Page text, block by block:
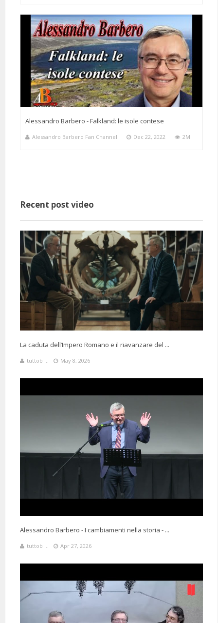
Alessandro Barbero - Falkland: le isole contese
Alessandro Barbero Fan Channel Dec 22, 2022 2M
Recent post video
La caduta dell’Impero Romano e il riavanzare del ...
tuttob ... May 8, 2026
Alessandro Barbero - I cambiamenti nella storia - ...
tuttob ... Apr 27, 2026